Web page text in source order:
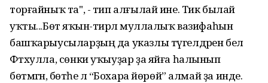
торғайныҡ та", - тип алғылай ине. Тик былай
уҡты...Бөтә яҡын-тирәлә муллалыҡ вазифаһын
башҡарыусыларҙың да указлы түгелдәрен белә
Фәтхулла, сөнки уҡыуҙар ҙа яйға һалынып
бөтмәгән, бөтәһе лә “Бохара йөрөй” алмай ҙа инде.